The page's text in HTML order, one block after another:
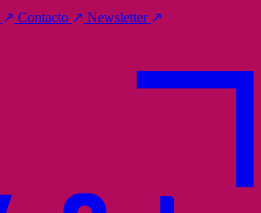
↗ Contacto ↗ Newsletter ↗